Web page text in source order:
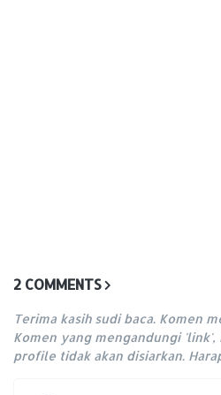
2 COMMENTS
Terima kasih sudi baca. Komen
Komen yang mengandungi
profile tidak akan disiarkan.